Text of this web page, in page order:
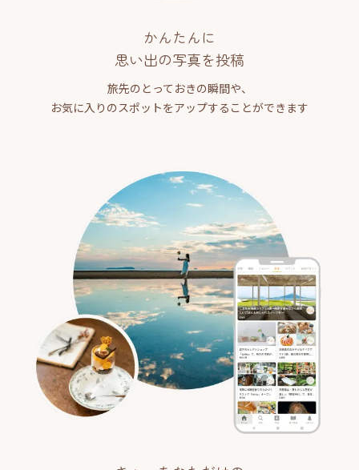
かんたんに
思い出の写真を投稿
旅先のとっておきの瞬間や、
お気に入りのスポットをアップすることができます